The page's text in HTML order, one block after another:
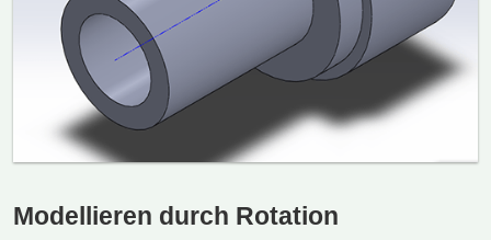
Modellieren durch Rotation